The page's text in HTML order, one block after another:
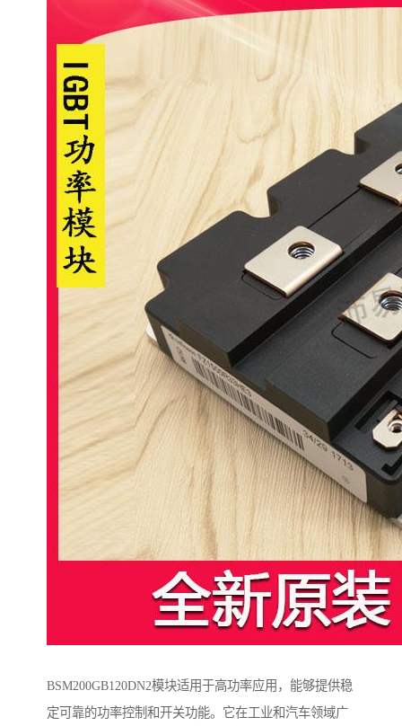
BSM200GB120DN2模块适用于高功率应用，能够提供稳
定可靠的功率控制和开关功能。它在工业和汽车领域广